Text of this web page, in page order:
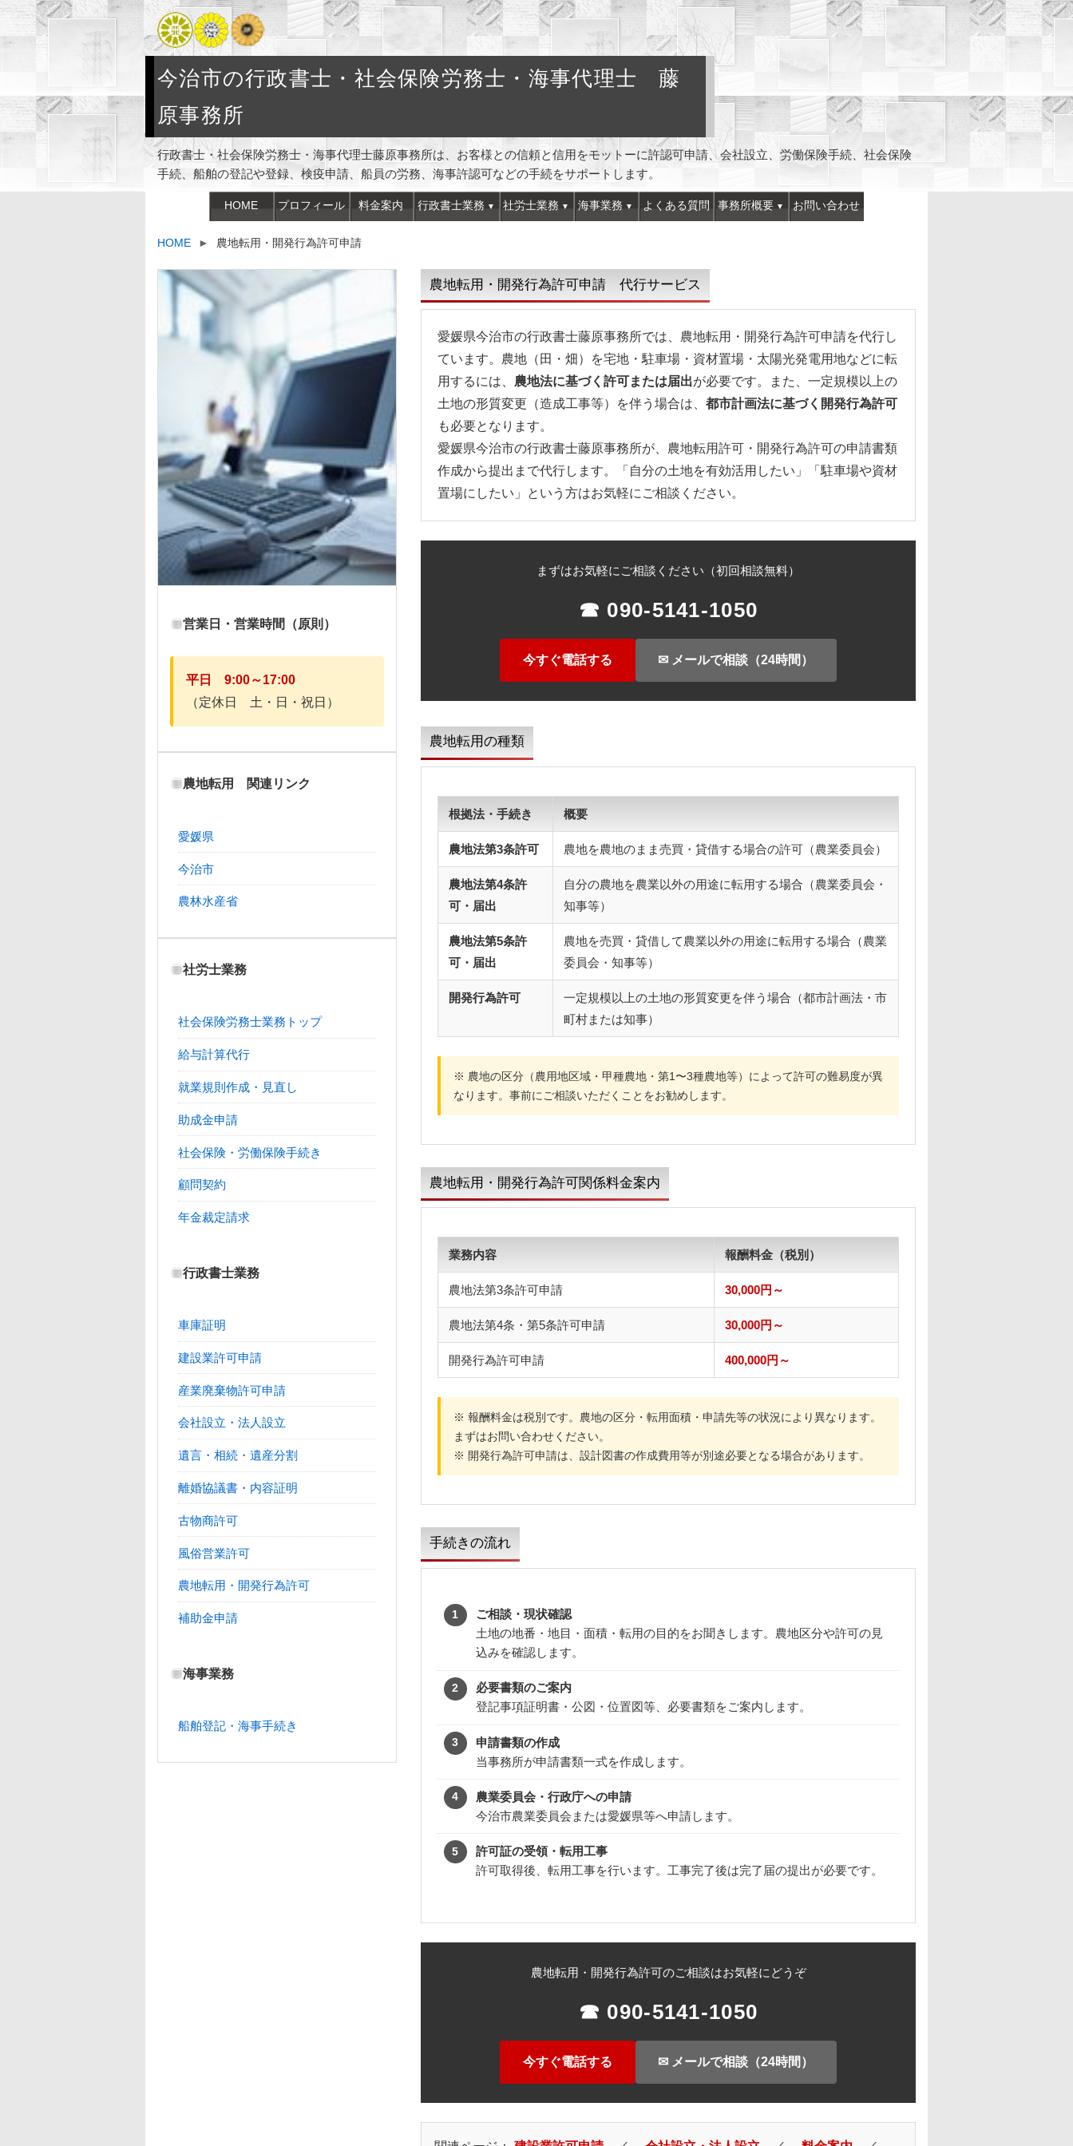
今治市の行政書士・社会保険労務士・海事代理士 藤
原事務所
行政書士・社会保険労務士・海事代理士藤原事務所は、お客様との信頼と信用をモットーに許認可申請、会社設立、労働保険手続、社会保険
手続、船舶の登記や登録、検疫申請、船員の労務、海事許認可などの手続をサポートします。
HOME プロフィール 料金案内 行政書士業務 社労士業務 海事業務 よくある質問 事務所概要 お問い合わせ
HOME ► 農地転用・開発行為許可申請
営業日・営業時間（原則）
平日 9:00～17:00
（定休日 土・日・祝日）
農地転用 関連リンク
愛媛県
今治市
農林水産省
社労士業務
社会保険労務士業務トップ
給与計算代行
就業規則作成・見直し
助成金申請
社会保険・労働保険手続き
顧問契約
年金裁定請求
行政書士業務
車庫証明
建設業許可申請
産業廃棄物許可申請
会社設立・法人設立
遺言・相続・遺産分割
離婚協議書・内容証明
古物商許可
風俗営業許可
農地転用・開発行為許可
補助金申請
海事業務
船舶登記・海事手続き
農地転用・開発行為許可申請 代行サービス
愛媛県今治市の行政書士藤原事務所では、農地転用・開発行為許可申請を代行し
ています。農地（田・畑）を宅地・駐車場・資材置場・太陽光発電用地などに転
用するには、 農地法に基づく許可または届出が必要です。また、一定規模以上の
土地の形質変更（造成工事等）を伴う場合は、 都市計画法に基づく開発行為許可
も必要となります。
愛媛県今治市の行政書士藤原事務所が、農地転用許可・開発行為許可の申請書類
作成から提出まで代行します。「自分の土地を有効活用したい」「駐車場や資材
置場にしたい」という方はお気軽にご相談ください。
まずはお気軽にご相談ください（初回相談無料）
☎ 090-5141-1050
今すぐ電話する ✉ メールで相談（24時間）
農地転用の種類
根拠法・手続き 概要
農地法第3条許可 農地を農地のまま売買・貸借する場合の許可（農業委員会）
農地法第4条許
可・届出
自分の農地を農業以外の用途に転用する場合（農業委員会・
知事等）
農地法第5条許
可・届出
農地を売買・貸借して農業以外の用途に転用する場合（農業
委員会・知事等）
開発行為許可
一定規模以上の土地の形質変更を伴う場合（都市計画法・市
町村または知事）
※ 農地の区分（農用地区域・甲種農地・第1〜3種農地等）によって許可の難易度が異
なります。事前にご相談いただくことをお勧めします。
農地転用・開発行為許可関係料金案内
業務内容 報酬料金（税別）
農地法第3条許可申請 30,000円～
農地法第4条・第5条許可申請 30,000円～
開発行為許可申請 400,000円～
※ 報酬料金は税別です。農地の区分・転用面積・申請先等の状況により異なります。
まずはお問い合わせください。
※ 開発行為許可申請は、設計図書の作成費用等が別途必要となる場合があります。
手続きの流れ
ご相談・現状確認
土地の地番・地目・面積・転用の目的をお聞きします。農地区分や許可の見
込みを確認します。
必要書類のご案内
登記事項証明書・公図・位置図等、必要書類をご案内します。
申請書類の作成
当事務所が申請書類一式を作成します。
農業委員会・行政庁への申請
今治市農業委員会または愛媛県等へ申請します。
許可証の受領・転用工事
許可取得後、転用工事を行います。工事完了後は完了届の提出が必要です。
農地転用・開発行為許可のご相談はお気軽にどうぞ
☎ 090-5141-1050
今すぐ電話する ✉ メールで相談（24時間）